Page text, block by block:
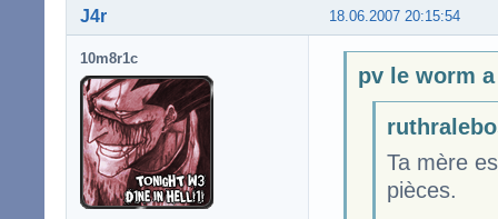
18.06.2007 20:15:54
J4r
10m8r1c
pv le worm
Ta mère
pièces.